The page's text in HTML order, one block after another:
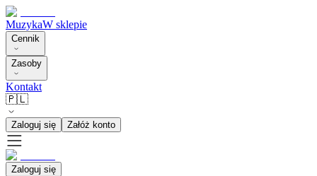
MuzykaW sklepie
Cennik
Zasoby
Kontakt
🇵🇱
Zaloguj się Załóż konto
Zaloguj się